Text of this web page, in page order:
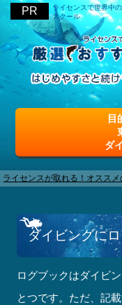
ライセンスで世界中
スクール
目
ダ
ライセンスが取れる！オスス
ダイビングに
ログブックはダイビ
とつです。ただ、記